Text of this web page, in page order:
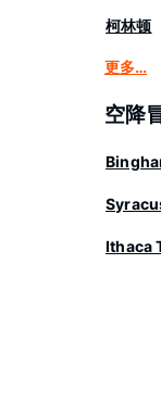
柯林顿
更多…
空降
Ithaca